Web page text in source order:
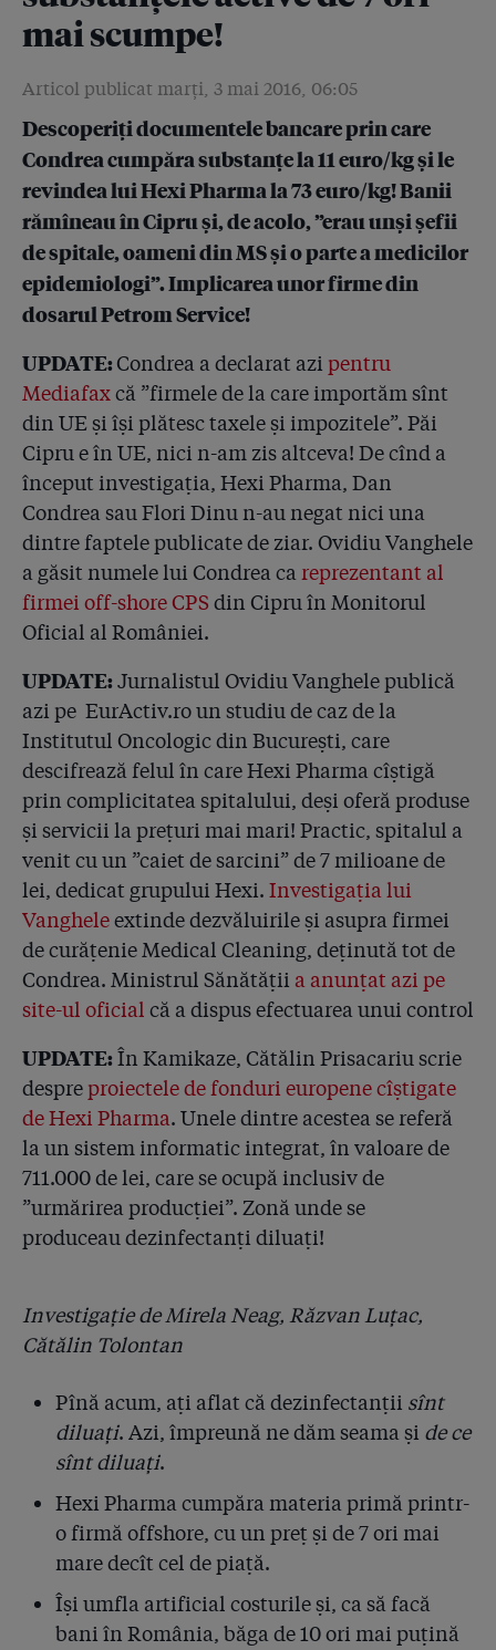
4.4
Doi judecători din dosarul Hexi Pharma au cerut să
și-au plimbat dosarul între ele un an!
4.5
Statul român nu verifică niciodată în laborator
dezinfectanții din spitale. Rețete din fabrica celui mai
mare producător arată că antisepticele sunt diluate!
Ei produc, ei se controlează și Ministerul Sănătății se
face că nu le găsește sediul!
4.7
Am făcut probe de laborator: dezinfectantul folosit în
activă diluată de 10 ori!
4.8
Mincinos cu acte! E-mailul care arată că patronul
detergenților diluați își plătea datoriile din banii
laboratorului unde făcea analizele
4.9
Document: Controlul dezinfectanților cerut de
ministrul Achimaș este gîndit chiar de către omul a
cărui Asociație a fost sponsorizată de Hexi Pharma
4.10
De ce dilua Condrea dezinfectantele de 10 ori?!
Fiindcă își vindea lui, printr-un off-shore, substanțele
active de 7 ori mai scumpe!
4.11
În 2012, DNA, Parchetul și DIICOT l-au avut în mână
pe Condrea, dar au închis urmărirea penală fără ca
măcar să-l audieze!
4.12
Cine se ocupă de dezinfectanții și de arhivele
spitalelor: rackeți, evazioniști și un hacker condamnat
la 11 ani de închisoare pentru că a devalizat bursa
4.13
Spitalul de Copii din Galați a retras pe furiș Hexio-
Scrub și Clorhexin. De ce a cerut Parchetul
secretizarea rezultatelor? Autoritățile au cedat: lista
devine publică. Ne-au mințit! Sînt 50 de spitale, adică
20%.
4.14
În plină criză de încredere, ministrul Achimaș a mințit
că sînt 50 de spitale cu probleme. Oamenii sînt
internați în spitale, nu în bețigașele de probe!
4.15
SRI a știut de loturile Hexi cu probleme și de licitațiile
trucate în favoarea liderului mondial Anios. SRI: "Am
informat decidenții legali despre calitatea
necorespunzătoare a dezinfectanților!"
4.16
Frankfurter Allgemeine Zeitung despre criza
descoperit o bombă bacteriologică precum într-un
film interpretat de Orson Welles”
Sănătății pentru că a acoperit dezinfectanții diluați
de la Hexi Pharma. Francezii descoperiseră încă din
2012 coruperea produselor
4.18
Lecție plătită cu vieți: statul român a finanțat din
bani publici Unilab, dar cel care pune azi pe biroul
premierului Cioloș primele 16 teste de concentrație
este tot laboratorul uitat Icechim!
4.19 5% x 20 de milioane de pacienți = 100% risc
mai scumpe!
Articol publicat marţi, 3 mai 2016, 06:05
Descoperiți documentele bancare prin care
Condrea cumpăra substanțe la 11 euro/kg și le
revindea lui Hexi Pharma la 73 euro/kg! Banii
rămîneau în Cipru și, de acolo, ”erau unși șefii
de spitale, oameni din MS și o parte a medicilor
epidemiologi”. Implicarea unor firme din
dosarul Petrom Service!
UPDATE: Condrea a declarat azi pentru
Mediafaxcă ”firmele de la care importăm sînt
din UE și își plătesc taxele și impozitele”. Păi
Cipru e în UE, nici n-am zis altceva! De cînd a
început investigația, Hexi Pharma, Dan
Condrea sau Flori Dinu n-au negat nici una
dintre faptele publicate de ziar. Ovidiu Vanghele
a găsit numele lui Condrea ca reprezentant al
firmei off-shore CPS din Cipru în Monitorul
Oficial al României.
UPDATE: Jurnalistul Ovidiu Vanghele publică
azi pe EurActiv.ro un studiu de caz de la
Institutul Oncologic din București, care
descifrează felul în care Hexi Pharma cîștigă
prin complicitatea spitalului, deși oferă produse
și servicii la prețuri mai mari! Practic, spitalul a
venit cu un ”caiet de sarcini” de 7 milioane de
lei, dedicat grupului Hexi. Investigația lui
Vangheleextinde dezvăluirile și asupra firmei
de curățenie Medical Cleaning, deținută tot de
Condrea. Ministrul Sănătății a anunțat azi pe
site-ul oficial că a dispus efectuarea unui control
UPDATE: În Kamikaze, Cătălin Prisacariu scrie
despre proiectele de fonduri europene cîștigate
de Hexi Pharma. Unele dintre acestea se referă
la un sistem informatic integrat, în valoare de
711.000 de lei, care se ocupă inclusiv de
”urmărirea producției”. Zonă unde se
produceau dezinfectanți diluați!
Investigație de Mirela Neag, Răzvan Luțac,
Cătălin Tolontan
Pînă acum, ați aflat că dezinfectanții sînt
diluați. Azi, împreună ne dăm seama și de ce
sînt diluați.
Hexi Pharma cumpăra materia primă printr-
o firmă offshore, cu un preț și de 7 ori mai
mare decît cel de piață.
Își umfla artificial costurile și, ca să facă
bani în România, băga de 10 ori mai puțină